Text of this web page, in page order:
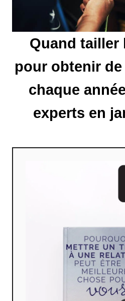
r
Quand tailler
pour obtenir
chaque
experts en